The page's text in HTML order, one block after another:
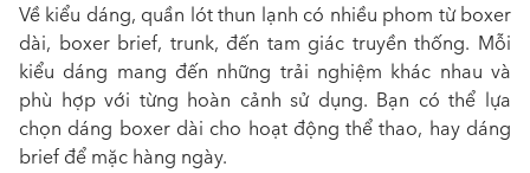
Về kiểu dáng, quần lót thun lạnh có nhiều phom từ boxer
dài, boxer brief, trunk, đến tam giác truyền thống. Mỗi
kiểu dáng mang đến những trải nghiệm khác nhau và
phù hợp với từng hoàn cảnh sử dụng. Bạn có thể lựa
chọn dáng boxer dài cho hoạt động thể thao, hay dáng
brief để mặc hàng ngày.